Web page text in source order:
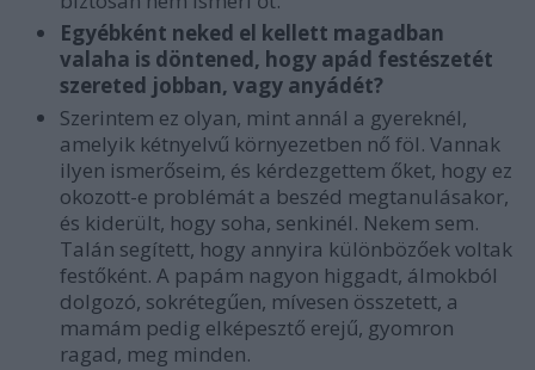
Egyébként neked el kellett magadban
valaha is döntened, hogy apád festészetét
szereted jobban, vagy anyádét?
Szerintem ez olyan, mint annál a gyereknél,
amelyik kétnyelvű környezetben nő föl. Vannak
ilyen ismerőseim, és kérdezgettem őket, hogy ez
okozott-e problémát a beszéd megtanulásakor,
és kiderült, hogy soha, senkinél. Nekem sem.
Talán segített, hogy annyira különbözőek voltak
festőként. A papám nagyon higgadt, álmokból
dolgozó, sokrétegűen, mívesen összetett, a
mamám pedig elképesztő erejű, gyomron
ragad, meg minden.